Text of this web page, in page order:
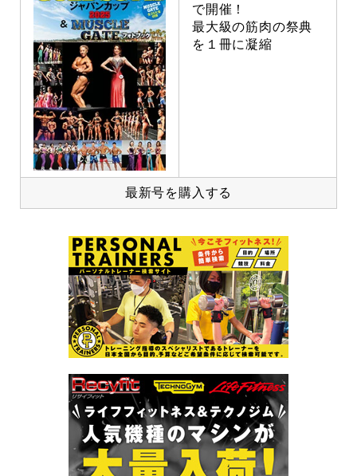
で開催！
最大級の筋肉の祭典
を１冊に凝縮
最新号を購入する